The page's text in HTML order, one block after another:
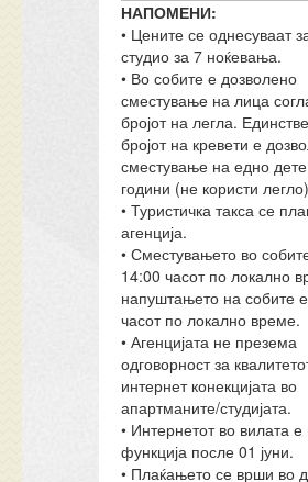
НАПОМЕНИ:
• Цените се однесуваат
студио за 7 ноќевања.
• Во собите е дозволено
сместување на лица
бројот на легла.
бројот на кревети е
сместување на едно
години (не користи
• Туристичка такса се
агенција.
• Сместувањето во
14:00 часот по локално
напуштањето на собите
часот по локално време.
• Агенцијата не презема
одговорност за
интернет конекцијата во
апартманите/студијата.
• Интернетот во вилата е
функција после 01 јуни.
• Плаќањето се врши во